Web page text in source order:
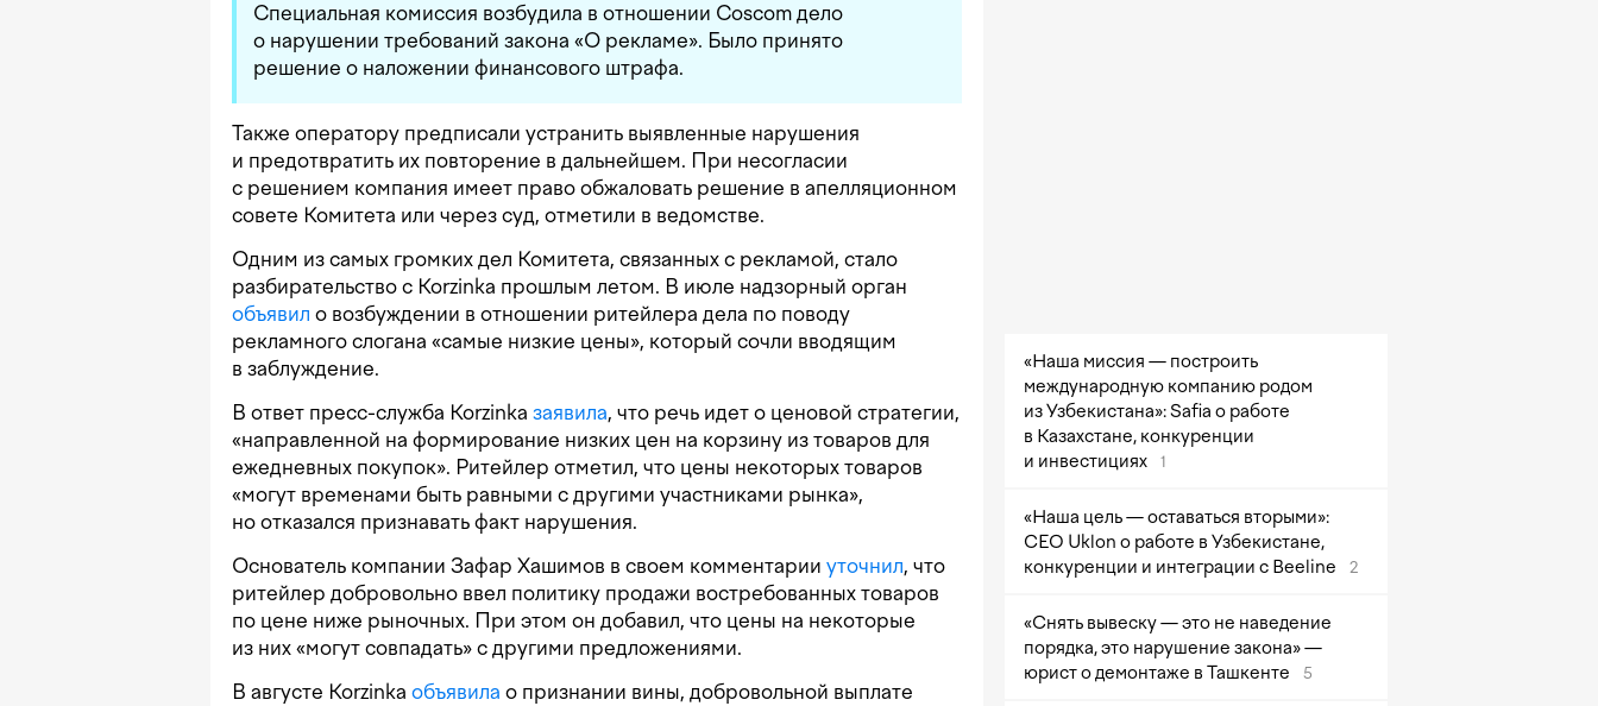
Специальная комиссия возбудила в отношении Coscom дело
о нарушении требований закона «О рекламе». Было принято
решение о наложении финансового штрафа.
Также оператору предписали устранить выявленные нарушения
и предотвратить их повторение в дальнейшем. При несогласии
с решением компания имеет право обжаловать решение в апелляционном
совете Комитета или через суд, отметили в ведомстве.
Одним из самых громких дел Комитета, связанных с рекламой, стало
разбирательство с Korzinka прошлым летом. В июле надзорный орган
объявил о возбуждении в отношении ритейлера дела по поводу
рекламного слогана «самые низкие цены», который сочли вводящим
в заблуждение.
В ответ пресс-служба Korzinka заявила, что речь идет о ценовой стратегии,
«направленной на формирование низких цен на корзину из товаров для
ежедневных покупок». Ритейлер отметил, что цены некоторых товаров
«могут временами быть равными с другими участниками рынка»,
но отказался признавать факт нарушения.
Основатель компании Зафар Хашимов в своем комментарии уточнил, что
ритейлер добровольно ввел политику продажи востребованных товаров
по цене ниже рыночных. При этом он добавил, что цены на некоторые
из них «могут совпадать» с другими предложениями.
В августе Korzinka объявила о признании вины, добровольной выплате
«Наша миссия — построить
международную компанию родом
из Узбекистана»: Safia о работе
в Казахстане, конкуренции
и инвестициях
1
«Наша цель — оставаться вторыми»:
CEO Uklon о работе в Узбекистане,
конкуренции и интеграции с Beeline
2
«Снять вывеску — это не наведение
порядка, это нарушение закона» —
юрист о демонтаже в Ташкенте
5